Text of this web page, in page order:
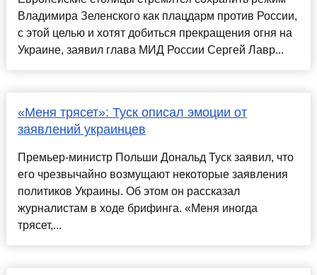
Владимира Зеленского как плацдарм против России,
с этой целью и хотят добиться прекращения огня на
Украине, заявил глава МИД России Сергей Лавр...
«Меня трясет»: Туск описал эмоции от
заявлений украинцев
Премьер-министр Польши Дональд Туск заявил, что
его чрезвычайно возмущают некоторые заявления
политиков Украины. Об этом он рассказал
журналистам в ходе брифинга. «Меня иногда
трясет,...